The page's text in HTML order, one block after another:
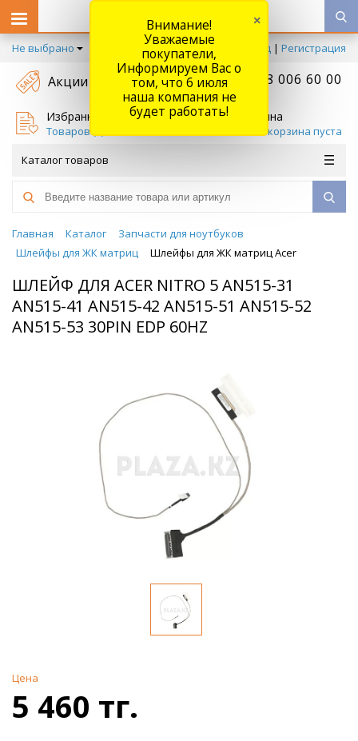
Не выбрано Вход | Регистрация
Акции +7 778 006 60 00
Избранное
Товаров (
Корзина
Ваша корзина пуста
Каталог товаров
Главная Каталог
Запчасти для ноутбуков
Шлейфы для ЖК матриц
Шлейфы для ЖК матриц Acer
ШЛЕЙФ ДЛЯ ACER NITRO 5 AN515-31
AN515-41 AN515-42 AN515-51 AN515-52
AN515-53 30PIN EDP 60HZ
Цена
5 460 тг.
Внимание!
Уважаемые
покупатели,
Информируем Вас о
том, что 6 июля
наша компания не
будет работать!
×